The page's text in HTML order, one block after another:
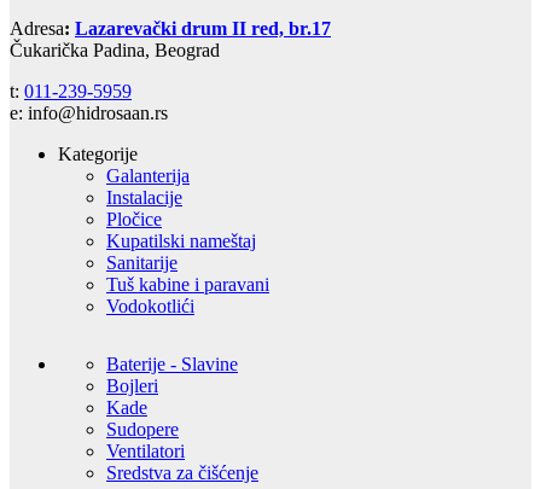
Adresa: Lazarevački drum II red, br.17
Čukarička Padina, Beograd
t: 011-239-5959
e: info@hidrosaan.rs
Kategorije
Galanterija
Instalacije
Pločice
Kupatilski nameštaj
Sanitarije
Tuš kabine i paravani
Vodokotlići
Baterije - Slavine
Bojleri
Kade
Sudopere
Ventilatori
Sredstva za čišćenje